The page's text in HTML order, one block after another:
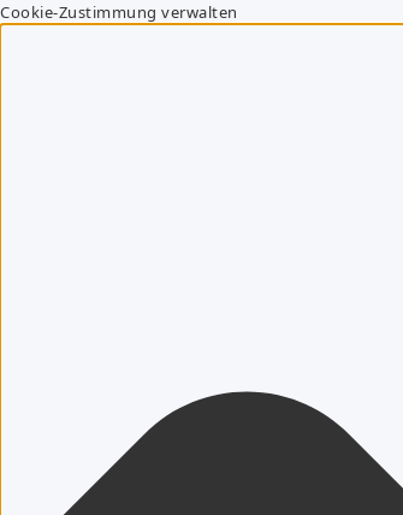
Cookie-Zustimmung verwalten